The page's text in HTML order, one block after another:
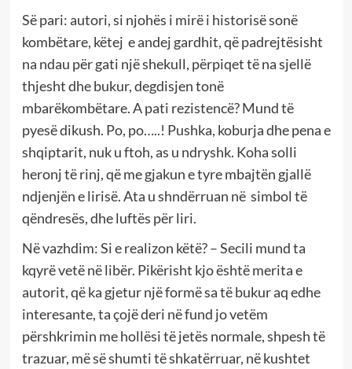
Së pari: autori, si njohës i mirë i historisë sonë
kombëtare, këtej e andej gardhit, që padrejtësisht
na ndau për gati një shekull, përpiqet të na sjellë
thjesht dhe bukur, degdisjen tonë
mbarëkombëtare. A pati rezistencë? Mund të
pyesë dikush. Po, po…..! Pushka, koburja dhe pena e
shqiptarit, nuk u ftoh, as u ndryshk. Koha solli
heronj të rinj, që me gjakun e tyre mbajtën gjallë
ndjenjën e lirisë. Ata u shndërruan në simbol të
qëndresës, dhe luftës për liri.
Në vazhdim: Si e realizon këtë? – Secili mund ta
kqyrë vetë në libër. Pikërisht kjo është merita e
autorit, që ka gjetur një formë sa të bukur aq edhe
interesante, ta çojë deri në fund jo vetëm
përshkrimin me hollësi të jetës normale, shpesh të
trazuar, më së shumti të shkatërruar, në kushtet